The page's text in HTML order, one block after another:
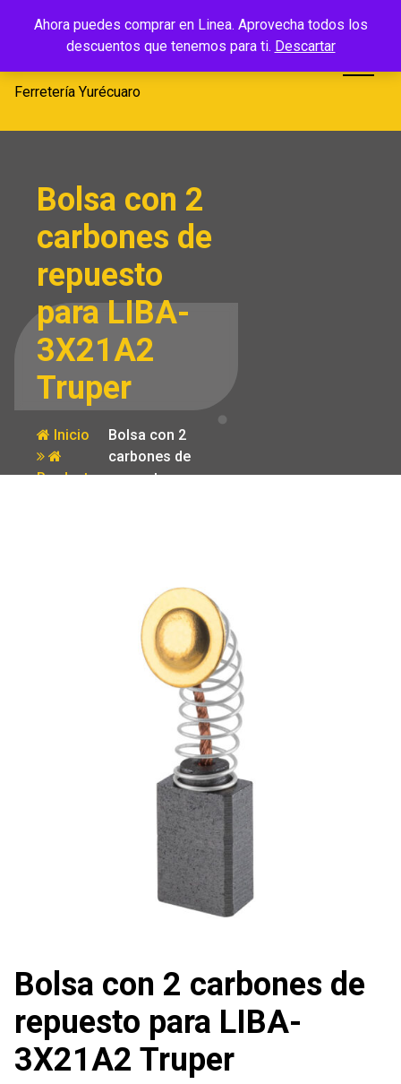
Ahora puedes comprar en Linea. Aprovecha todos los
descuentos que tenemos para ti. Descartar
Ferretería
Yurécuaro
Ferretería Yurécuaro
Bolsa con 2
carbones de
repuesto
para LIBA-
3X21A2
Truper
Inicio
Producto
Bolsa con 2
carbones de
repuesto para
Bolsa con 2 carbones de
repuesto para LIBA-
3X21A2 Truper